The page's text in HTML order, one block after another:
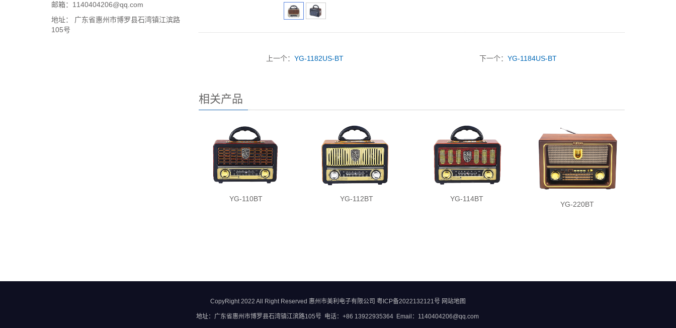
上一个：YG-1182US-BT 下一个：YG-1184US-BT
相关产品
YG-110BT YG-112BT YG-114BT
YG-220BT
邮箱：1140404206@qq.com
地址： 广东省惠州市博罗县石湾镇江滨路
105号
CopyRight 2022 All Right Reserved 惠州市美利电子有限公司 粤ICP备2022132121号 网站地图
地址：广东省惠州市博罗县石湾镇江滨路105号 电话：+86 13922935364 Email：1140404206@qq.com